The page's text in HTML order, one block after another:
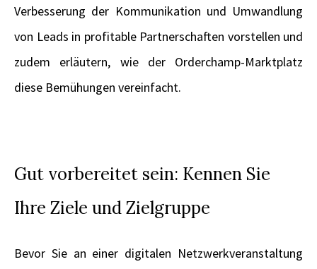
Verbesserung der Kommunikation und Umwandlung
von Leads in profitable Partnerschaften vorstellen und
zudem erläutern, wie der Orderchamp-Marktplatz
diese Bemühungen vereinfacht.
Gut vorbereitet sein: Kennen Sie
Ihre Ziele und Zielgruppe
Bevor Sie an einer digitalen Netzwerkveranstaltung